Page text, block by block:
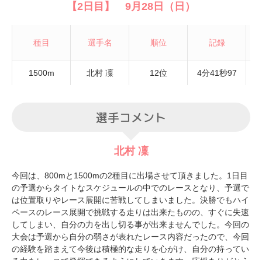
【2日目】 9月28日（日）
種目 選手名 順位 記録
1500m 北村 凜 12位 4分41秒97
選手コメント
北村 凜
今回は、800mと1500mの2種目に出場させて頂きました。1日目
の予選からタイトなスケジュールの中でのレースとなり、予選で
は位置取りやレース展開に苦戦してしまいました。決勝でもハイ
ペースのレース展開で挑戦する走りは出来たものの、すぐに失速
してしまい、自分の力を出し切る事が出来ませんでした。今回の
大会は予選から自分の弱さが表れたレース内容だったので、今回
の経験を踏まえて今後は積極的な走りを心がけ、自分の持ってい